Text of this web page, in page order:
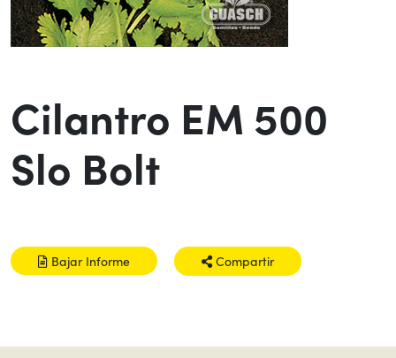
Cilantro EM 500
Slo Bolt
Bajar Informe Compartir